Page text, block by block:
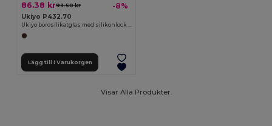
86.38 kr93.50 kr -8%
Ukiyo P432.70
Ukiyo borosilikatglas med silikonlock och sleeve
Lägg till i Varukorgen
Visar Alla Produkter.